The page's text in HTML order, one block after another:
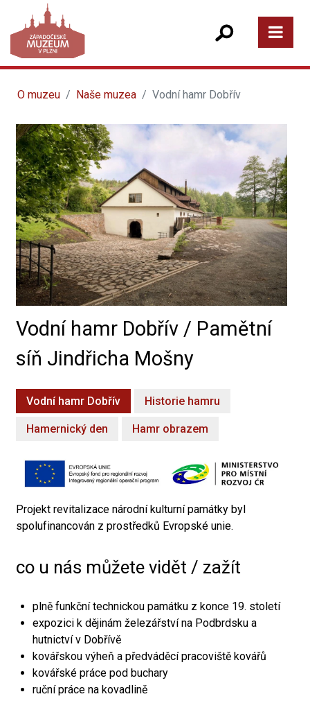
O muzeu Naše muzea Vodní hamr Dobřív
Vodní hamr Dobřív / Pamětní
síň Jindřicha Mošny
Vodní hamr Dobřív Historie hamru
Hamernický den Hamr obrazem
Projekt revitalizace národní kulturní památky byl
spolufinancován z prostředků Evropské unie.
co u nás můžete vidět / zažít
plně funkční technickou památku z konce 19. století
expozici k dějinám železářství na Podbrdsku a
hutnictví v Dobřívě
kovářskou výheň a předváděcí pracoviště kovářů
kovářské práce pod buchary
ruční práce na kovadlině